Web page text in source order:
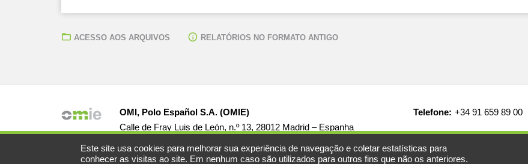
ACESSO AOS ARQUIVOS RELATÓRIOS NO FORMATO ANTIGO
OMI, Polo Español S.A. (OMIE)
Calle de Fray Luis de León, n.º 13, 28012 Madrid – Espanha
Telefone: +34 91 659 89 00
Este site usa cookies para melhorar sua experiência de navegação e coletar estatísticas para
conhecer as visitas ao site. Em nenhum caso são utilizados para outros fins que não os anteriores.